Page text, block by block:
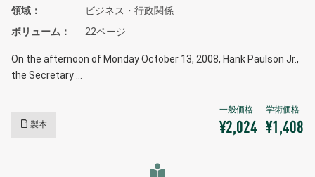
領域
ビジネス・行政関係
ボリューム
22ページ
On the afternoon of Monday October 13, 2008, Hank Paulson Jr.,
the Secretary …
製本 ¥2,024 ¥1,408